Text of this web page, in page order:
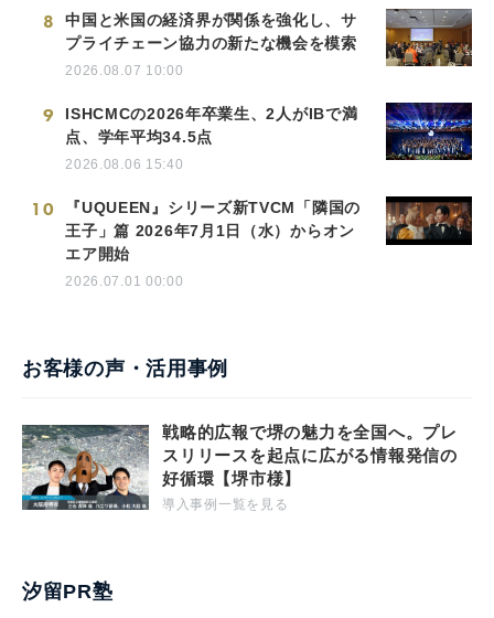
8
中国と米国の経済界が関係を強化し、サ
プライチェーン協力の新たな機会を模索
2026.08.07 10:00
9
ISHCMCの2026年卒業生、2人がIBで満
点、学年平均34.5点
2026.08.06 15:40
10
『UQUEEN』シリーズ新TVCM「隣国の
王子」篇 2026年7月1日（水）からオン
エア開始
2026.07.01 00:00
お客様の声・活用事例
戦略的広報で堺の魅力を全国へ。プレ
スリリースを起点に広がる情報発信の
好循環【堺市様】
導入事例一覧を見る
汐留PR塾